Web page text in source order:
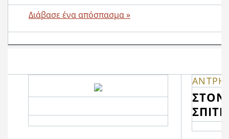
Διάβασε ένα απόσπασμα »
ΑΝΤΡΗ
ΣΤΟΝ
ΣΠΙΤΙ